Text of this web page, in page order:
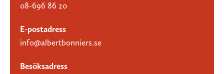
08-696 86 20
E-postadress
info@albertbonniers.se
Besöksadress